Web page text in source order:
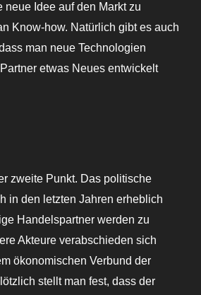
neue Idee auf den Markt zu
Know-how. Natürlich gibt es auch
man neue Technologien
etwas Neues entwickelt
zweite Punkt. Das politische
in den letzten Jahren erheblich
Handelspartner werden zu
Akteure verabschieden sich
ökonomischen Verbund der
stellt man fest, dass der